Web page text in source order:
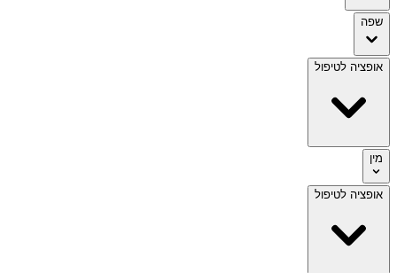
שפה
אופציה לטיפול
מין
אופציה לטיפול